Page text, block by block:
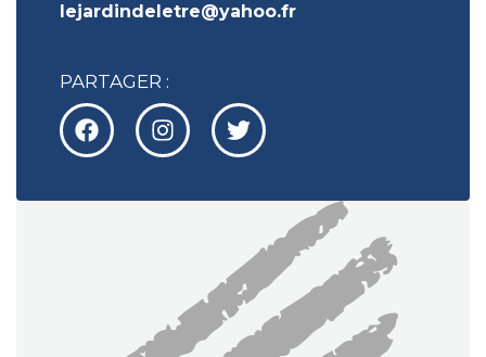
lejardindeletre@yahoo.fr
PARTAGER :